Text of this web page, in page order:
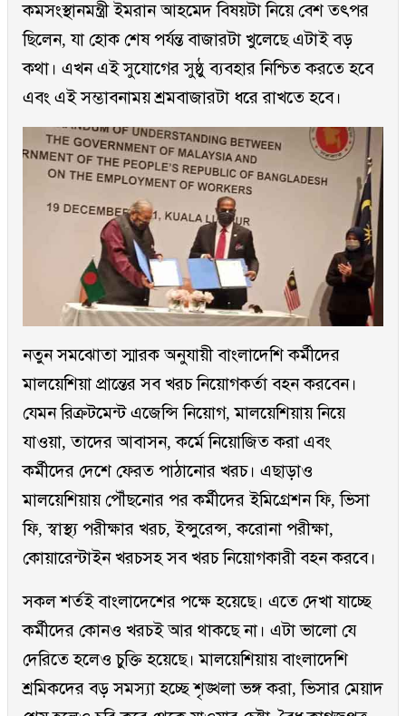
কমসংস্থানমন্ত্রী ইমরান আহমেদ বিষয়টা নিয়ে বেশ তৎপর
ছিলেন, যা হোক শেষ পর্যন্ত বাজারটা খুলেছে এটাই বড়
কথা। এখন এই সুযোগের সুষ্ঠু ব্যবহার নিশ্চিত করতে হবে
এবং এই সম্ভাবনাময় শ্রমবাজারটা ধরে রাখতে হবে।
নতুন সমঝোতা স্মারক অনুযায়ী বাংলাদেশি কর্মীদের
মালয়েশিয়া প্রান্তের সব খরচ নিয়োগকর্তা বহন করবেন।
যেমন রিক্রটমেন্ট এজেন্সি নিয়োগ, মালয়েশিয়ায় নিয়ে
যাওয়া, তাদের আবাসন, কর্মে নিয়োজিত করা এবং
কর্মীদের দেশে ফেরত পাঠানোর খরচ। এছাড়াও
মালয়েশিয়ায় পৌঁছনোর পর কর্মীদের ইমিগ্রেশন ফি, ভিসা
ফি, স্বাস্থ্য পরীক্ষার খরচ, ইন্সুরেন্স, করোনা পরীক্ষা,
কোয়ারেন্টাইন খরচসহ সব খরচ নিয়োগকারী বহন করবে।
সকল শর্তই বাংলাদেশের পক্ষে হয়েছে। এতে দেখা যাচ্ছে
কর্মীদের কোনও খরচই আর থাকছে না। এটা ভালো যে
দেরিতে হলেও চুক্তি হয়েছে। মালয়েশিয়ায় বাংলাদেশি
শ্রমিকদের বড় সমস্যা হচ্ছে শৃঙ্খলা ভঙ্গ করা, ভিসার মেয়াদ